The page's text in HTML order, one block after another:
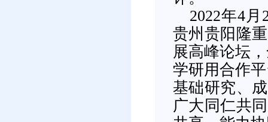
2022年4
贵州贵阳隆
展高峰论坛
学研用合作
基础研究、
广大同仁共